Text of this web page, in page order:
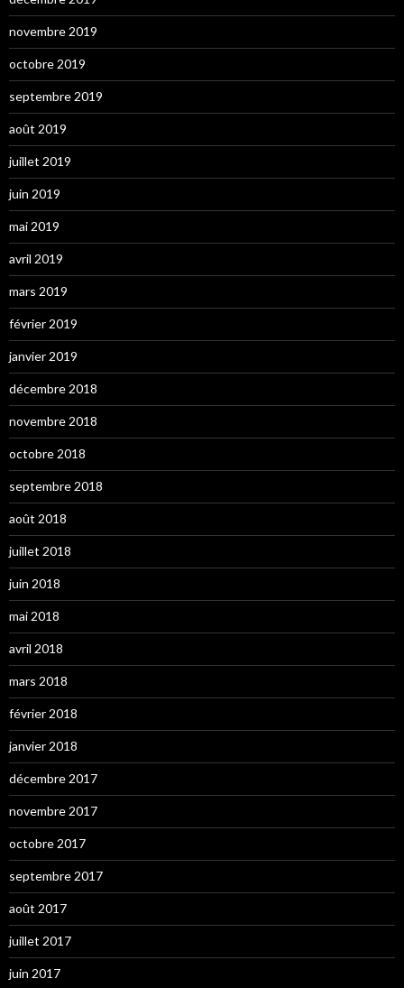
novembre 2019
octobre 2019
septembre 2019
août 2019
juillet 2019
juin 2019
mai 2019
avril 2019
mars 2019
février 2019
janvier 2019
décembre 2018
novembre 2018
octobre 2018
septembre 2018
août 2018
juillet 2018
juin 2018
mai 2018
avril 2018
mars 2018
février 2018
janvier 2018
décembre 2017
novembre 2017
octobre 2017
septembre 2017
août 2017
juillet 2017
juin 2017